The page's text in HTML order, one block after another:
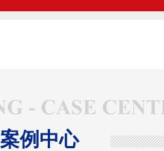
案例中心